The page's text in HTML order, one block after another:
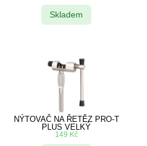
Skladem
NÝTOVAČ NA ŘETĚZ PRO-T
PLUS VELKÝ
149 Kč